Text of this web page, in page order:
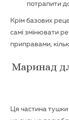
потрапити
Крім базових
самі змінювати
приправами,
Маринад
Ця частина тушки